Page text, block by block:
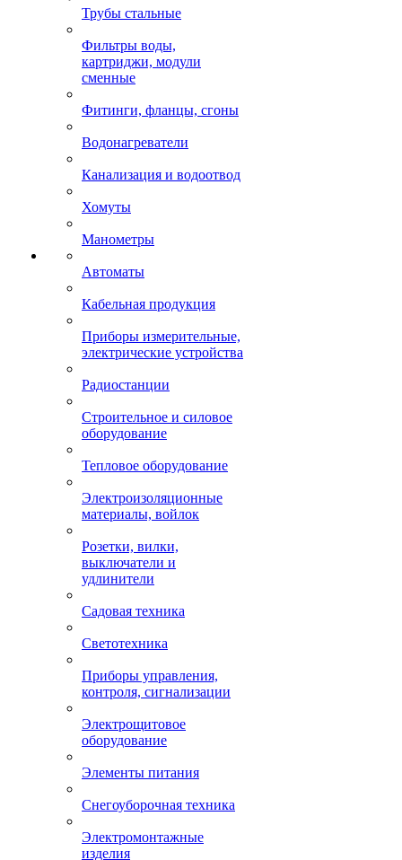
Трубы стальные
Фильтры воды,
картриджи, модули
сменные
Фитинги, фланцы, сгоны
Водонагреватели
Канализация и водоотвод
Хомуты
Манометры
Автоматы
Кабельная продукция
Приборы измерительные,
электрические устройства
Радиостанции
Строительное и силовое
оборудование
Тепловое оборудование
Электроизоляционные
материалы, войлок
Розетки, вилки,
выключатели и
удлинители
Садовая техника
Светотехника
Приборы управления,
контроля, сигнализации
Электрощитовое
оборудование
Элементы питания
Снегоуборочная техника
Электромонтажные
изделия